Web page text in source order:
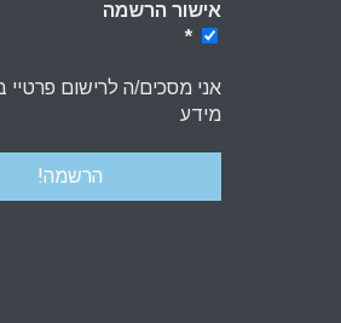
אישור הרשמה
*
אני מסכים/ה לרישום פרטיי
מידע